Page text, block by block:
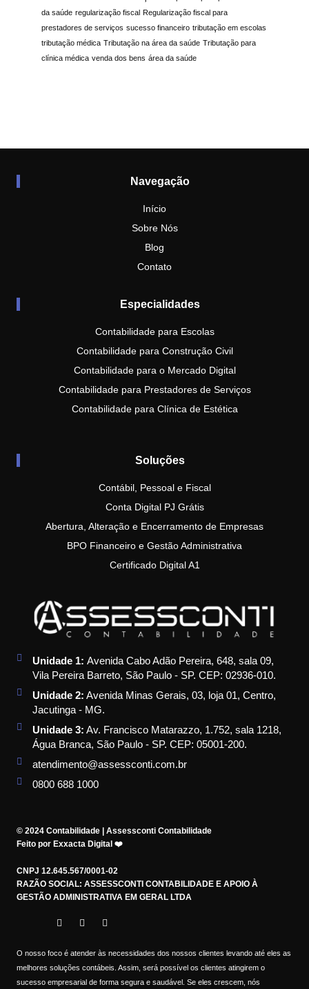
da saúde regularização fiscal Regularização fiscal para
prestadores de serviços sucesso financeiro tributação em escolas
tributação médica Tributação na área da saúde Tributação para
clínica médica venda dos bens área da saúde
Navegação
Início
Sobre Nós
Blog
Contato
Especialidades
Contabilidade para Escolas
Contabilidade para Construção Civil
Contabilidade para o Mercado Digital
Contabilidade para Prestadores de Serviços
Contabilidade para Clínica de Estética
Soluções
Contábil, Pessoal e Fiscal
Conta Digital PJ Grátis
Abertura, Alteração e Encerramento de Empresas
BPO Financeiro e Gestão Administrativa
Certificado Digital A1
Unidade 1: Avenida Cabo Adão Pereira, 648, sala 09,
Vila Pereira Barreto, São Paulo - SP. CEP: 02936-010.
Unidade 2: Avenida Minas Gerais, 03, loja 01, Centro,
Jacutinga - MG.
Unidade 3: Av. Francisco Matarazzo, 1.752, sala 1218,
Água Branca, São Paulo - SP. CEP: 05001-200.
atendimento@assessconti.com.br
0800 688 1000
© 2024 Contabilidade | Assessconti Contabilidade
Feito por Exxacta Digital ❤️
CNPJ 12.645.567/0001-02
RAZÃO SOCIAL: ASSESSCONTI CONTABILIDADE E APOIO À
GESTÃO ADMINISTRATIVA EM GERAL LTDA
O nosso foco é atender às necessidades dos nossos clientes levando até eles as
melhores soluções contábeis. Assim, será possível os clientes atingirem o
sucesso empresarial de forma segura e saudável. Se eles crescem, nós